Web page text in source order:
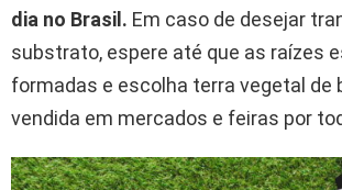
dia no Brasil. Em caso de desejar
substrato, espere até que as raízes
formadas e escolha terra vegetal de
vendida em mercados e feiras por